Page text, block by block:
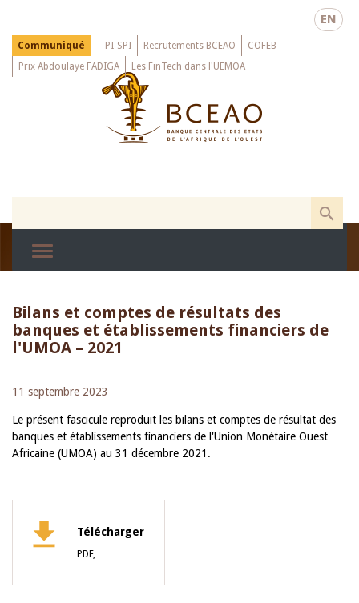
main
EN
Menu
Top
Communiqué PI-SPI Recrutements BCEAO
COFEB
Prix Abdoulaye FADIGA
Les FinTech dans l'UEMOA
Bilans et comptes de résultats des
banques et établissements financiers de
l'UMOA – 2021
11 septembre 2023
Le présent fascicule reproduit les bilans et comptes de résultat des
banques et établissements financiers de l'Union Monétaire Ouest
Africaine (UMOA) au 31 décembre 2021.
Télécharger
PDF,